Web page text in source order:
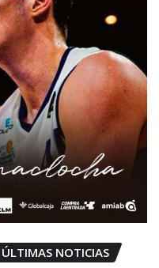
ÚLTIMAS NOTICIAS